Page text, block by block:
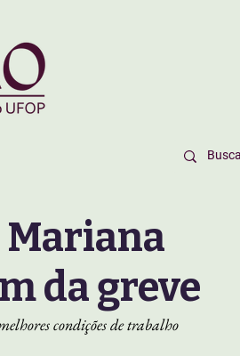
Mariana
da greve
condições de trabalho